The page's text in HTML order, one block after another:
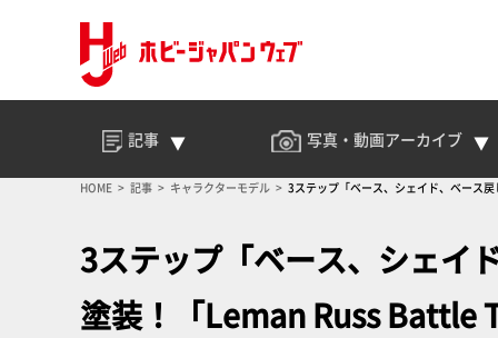
記事 写真・動画アーカイブ
HOME 記事 キャラクターモデル 3ステップ「ベース、シェイド、ベース
3ステップ「ベース、シェイ
塗装！「Leman Russ Battle